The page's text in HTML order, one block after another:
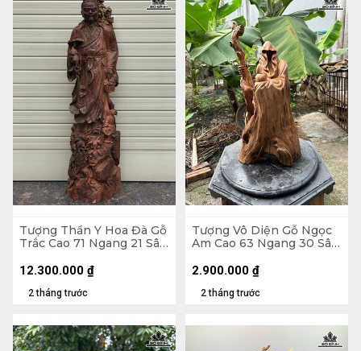
Tượng Thần Y Hoa Đà Gỗ
Trắc Cao 71 Ngang 21 Sâu
2 tháng trước
12.300.000 ₫
Tượng Vô Diện Gỗ Ngọc
Am Cao 63 Ngang 30 Sâu
2 tháng trước
2.900.000 ₫